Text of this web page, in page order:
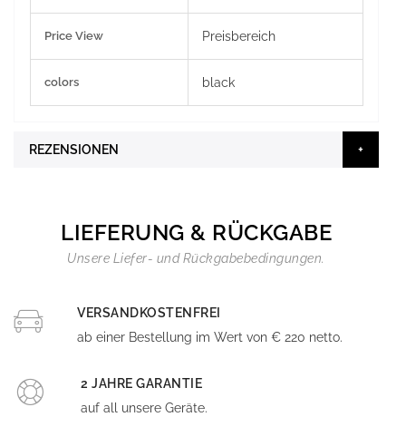
Price View Preisbereich
colors black
REZENSIONEN
LIEFERUNG & RÜCKGABE
Unsere Liefer- und Rückgabebedingungen.
VERSANDKOSTENFREI
ab einer Bestellung im Wert von € 220 netto.
2 JAHRE GARANTIE
auf all unsere Geräte.